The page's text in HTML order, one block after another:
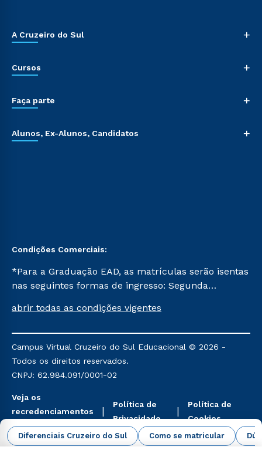
Diferenciais Cruzeiro do Sul Como se matricular
A Cruzeiro do Sul +
Cursos +
Faça parte +
Alunos, Ex-Alunos, Candidatos +
Condições Comerciais:
*Para a Graduação EAD, as matrículas serão isentas
nas seguintes formas de ingresso: Segunda
Já para as demais, a taxa de matrícula será de R$
mencionadas são referentes aos cursos: Ensino
Religioso, Geografia para a Docência e Metodologia
do Ensino de História: Questões Atuais.
abrir todas as condições vigentes
Campus Virtual Cruzeiro do Sul Educacional © 2026 -
Todos os direitos reservados.
CNPJ: 62.984.091/0001-02
Veja os
recredenciamentos
aqui
Política de
Privacidade
Política de
Cookies